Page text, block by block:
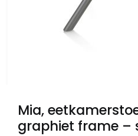
Mia,
graphiet frame –